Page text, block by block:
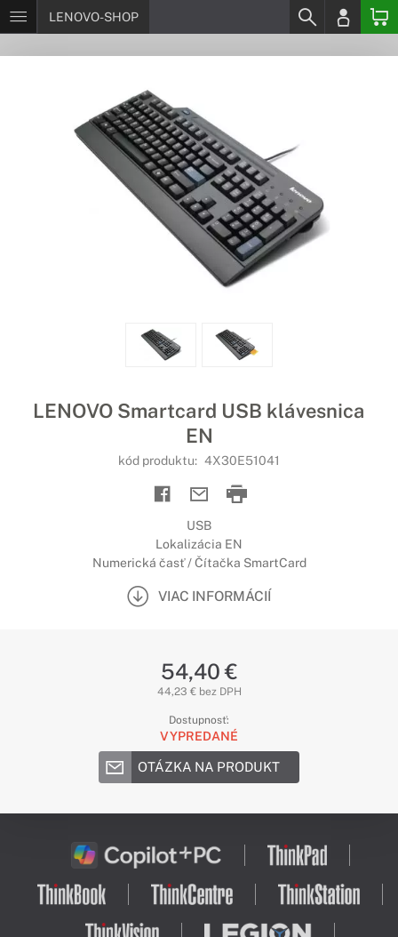
LENOVO-SHOP
LENOVO Smartcard USB klávesnica
EN
kód produktu: 4X30E51041
USB
Lokalizácia EN
Numerická časť / Čítačka SmartCard
VIAC INFORMÁCIÍ
54,40 €
44,23 € bez DPH
Dostupnosť:
VYPREDANÉ
OTÁZKA NA PRODUKT